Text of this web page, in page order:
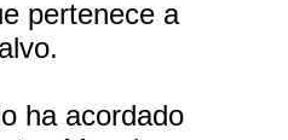
pertenece a
ha acordado